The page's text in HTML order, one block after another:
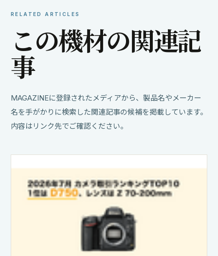
RELATED ARTICLES
この機材の関連記
事
MAGAZINEに登録されたメディアから、製品名やメーカー
名を手がかりに検索した関連記事の候補を掲載しています。
内容はリンク先でご確認ください。